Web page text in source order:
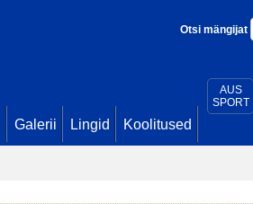
AUS
SPORT
Otsi mängijat
Galerii Lingid Koolitused